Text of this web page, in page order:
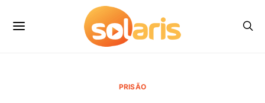
PRISÃO